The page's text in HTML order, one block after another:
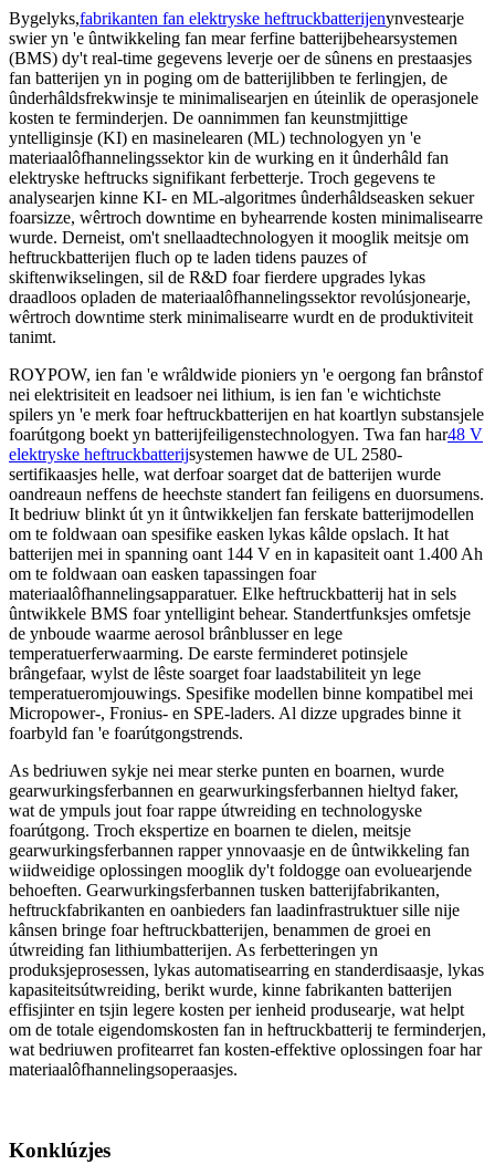
Bygelyks,fabrikanten fan elektryske heftruckbatterijenynvestearje
swier yn 'e ûntwikkeling fan mear ferfine batterijbehearsystemen
(BMS) dy't real-time gegevens leverje oer de sûnens en prestaasjes
fan batterijen yn in poging om de batterijlibben te ferlingjen, de
ûnderhâldsfrekwinsje te minimalisearjen en úteinlik de operasjonele
kosten te ferminderjen. De oannimmen fan keunstmjittige
yntelliginsje (KI) en masinelearen (ML) technologyen yn 'e
materiaalôfhannelingssektor kin de wurking en it ûnderhâld fan
elektryske heftrucks signifikant ferbetterje. Troch gegevens te
analysearjen kinne KI- en ML-algoritmes ûnderhâldseasken sekuer
foarsizze, wêrtroch downtime en byhearrende kosten minimalisearre
wurde. Derneist, om't snellaadtechnologyen it mooglik meitsje om
heftruckbatterijen fluch op te laden tidens pauzes of
skiftenwikselingen, sil de R&D foar fierdere upgrades lykas
draadloos opladen de materiaalôfhannelingssektor revolúsjonearje,
wêrtroch downtime sterk minimalisearre wurdt en de produktiviteit
tanimt.
ROYPOW, ien fan 'e wrâldwide pioniers yn 'e oergong fan brânstof
nei elektrisiteit en leadsoer nei lithium, is ien fan 'e wichtichste
spilers yn 'e merk foar heftruckbatterijen en hat koartlyn substansjele
foarútgong boekt yn batterijfeiligenstechnologyen. Twa fan har48 V
elektryske heftruckbatterijsystemen hawwe de UL 2580-
sertifikaasjes helle, wat derfoar soarget dat de batterijen wurde
oandreaun neffens de heechste standert fan feiligens en duorsumens.
It bedriuw blinkt út yn it ûntwikkeljen fan ferskate batterijmodellen
om te foldwaan oan spesifike easken lykas kâlde opslach. It hat
batterijen mei in spanning oant 144 V en in kapasiteit oant 1.400 Ah
om te foldwaan oan easken tapassingen foar
materiaalôfhannelingsapparatuer. Elke heftruckbatterij hat in sels
ûntwikkele BMS foar yntelligint behear. Standertfunksjes omfetsje
de ynboude waarme aerosol brânblusser en lege
temperatuerferwaarming. De earste ferminderet potinsjele
brângefaar, wylst de lêste soarget foar laadstabiliteit yn lege
temperatueromjouwings. Spesifike modellen binne kompatibel mei
Micropower-, Fronius- en SPE-laders. Al dizze upgrades binne it
foarbyld fan 'e foarútgongstrends.
As bedriuwen sykje nei mear sterke punten en boarnen, wurde
gearwurkingsferbannen en gearwurkingsferbannen hieltyd faker,
wat de ympuls jout foar rappe útwreiding en technologyske
foarútgong. Troch ekspertize en boarnen te dielen, meitsje
gearwurkingsferbannen rapper ynnovaasje en de ûntwikkeling fan
wiidweidige oplossingen mooglik dy't foldogge oan evoluearjende
behoeften. Gearwurkingsferbannen tusken batterijfabrikanten,
heftruckfabrikanten en oanbieders fan laadinfrastruktuer sille nije
kânsen bringe foar heftruckbatterijen, benammen de groei en
útwreiding fan lithiumbatterijen. As ferbetteringen yn
produksjeprosessen, lykas automatisearring en standerdisaasje, lykas
kapasiteitsútwreiding, berikt wurde, kinne fabrikanten batterijen
effisjinter en tsjin legere kosten per ienheid produsearje, wat helpt
om de totale eigendomskosten fan in heftruckbatterij te ferminderjen,
wat bedriuwen profitearret fan kosten-effektive oplossingen foar har
materiaalôfhannelingsoperaasjes.
Konklúzjes